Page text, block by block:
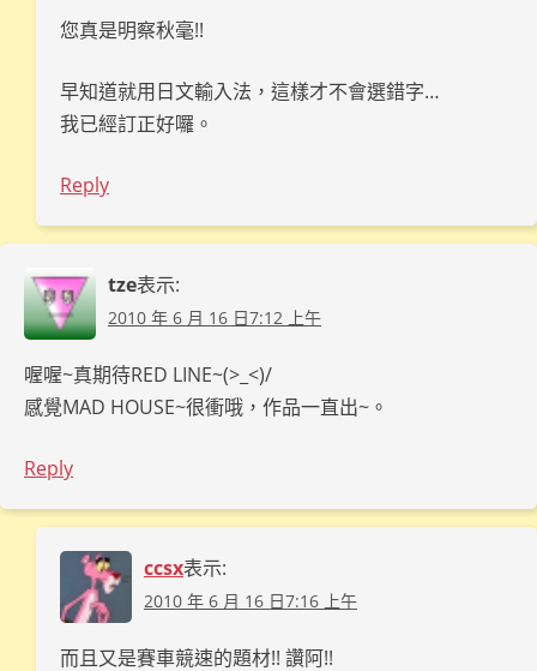
您真是明察秋毫!!
早知道就用日文輸入法，這樣才不會選錯字…
我已經訂正好囉。
Reply
tze表示:
2010 年 6 月 16 日7:12 上午
喔喔~真期待RED LINE~(>_<)/
感覺MAD HOUSE~很衝哦，作品一直出~。
Reply
ccsx表示:
2010 年 6 月 16 日7:16 上午
而且又是賽車競速的題材!! 讚阿!!